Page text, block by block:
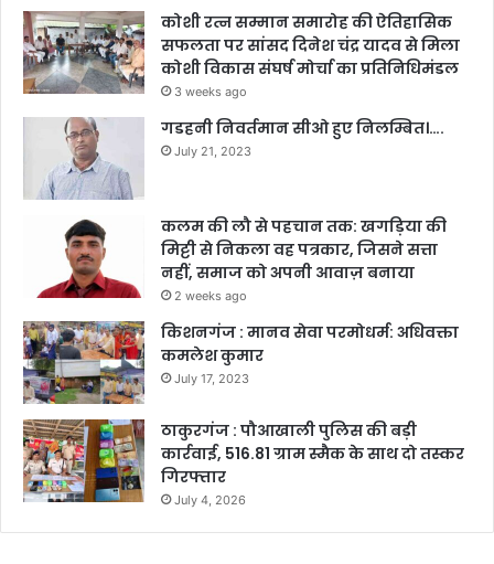
कोशी रत्न सम्मान समारोह की ऐतिहासिक
सफलता पर सांसद दिनेश चंद्र यादव से मिला
कोशी विकास संघर्ष मोर्चा का प्रतिनिधिमंडल
3 weeks ago
गडहनी निवर्तमान सीओ हुए निलम्बित।….
July 21, 2023
कलम की लौ से पहचान तक: खगड़िया की
मिट्टी से निकला वह पत्रकार, जिसने सत्ता
नहीं, समाज को अपनी आवाज़ बनाया
2 weeks ago
किशनगंज : मानव सेवा परमोधर्म: अधिवक्ता
कमलेश कुमार
July 17, 2023
ठाकुरगंज : पौआखाली पुलिस की बड़ी
कार्रवाई, 516.81 ग्राम स्मैक के साथ दो तस्कर
गिरफ्तार
July 4, 2026